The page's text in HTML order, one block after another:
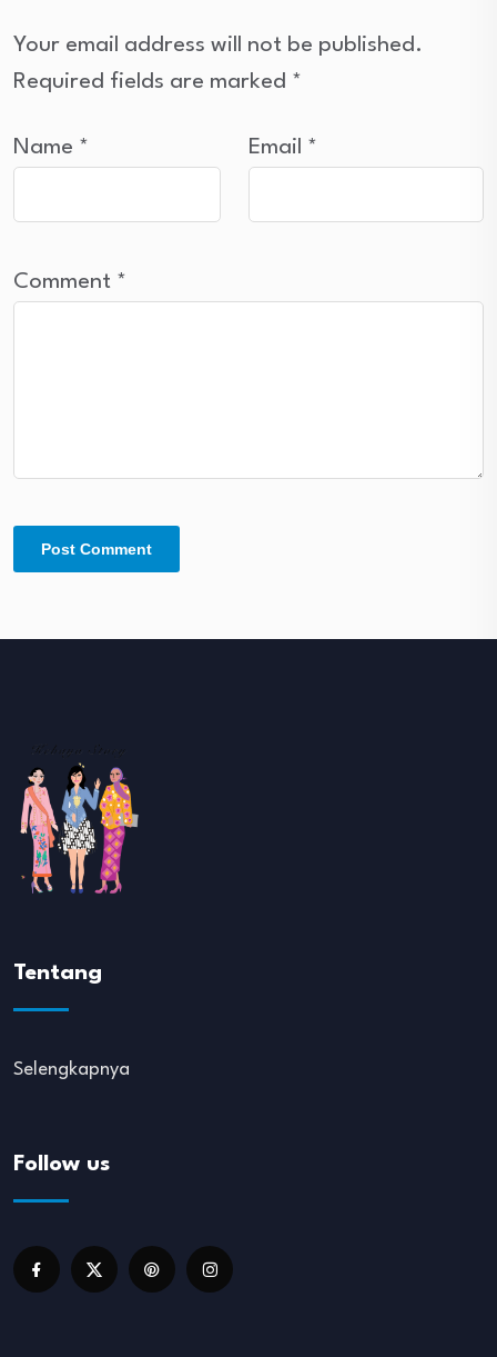
Your email address will not be published.
Required fields are marked *
Name * Email *
Comment *
Tentang
Selengkapnya
Follow us